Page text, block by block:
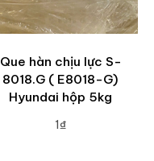
Que hàn chịu lực S-
8018.G ( E8018-G)
Hyundai hộp 5kg
1₫